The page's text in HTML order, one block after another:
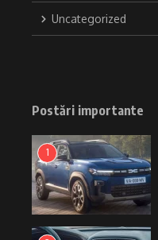
Uncategorized
Postări importante
1